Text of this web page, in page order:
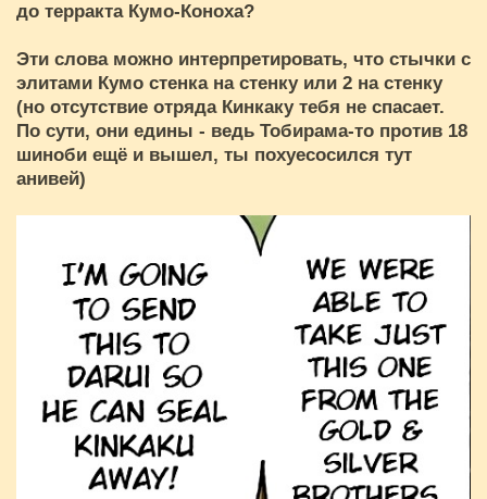
до терракта Кумо-Коноха?
Эти слова можно интерпретировать, что стычки с
элитами Кумо стенка на стенку или 2 на стенку
(но отсутствие отряда Кинкаку тебя не спасает.
По сути, они едины - ведь Тобирама-то против 18
шиноби ещё и вышел, ты похуесосился тут
анивей)